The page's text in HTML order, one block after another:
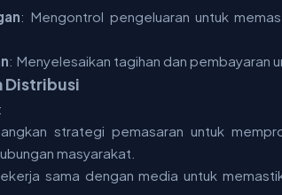
: Mengontrol pengeluaran untuk
: Menyelesaikan tagihan dan pembayaran
Distribusi
:
strategi pemasaran untuk
masyarakat.
sama dengan media untuk